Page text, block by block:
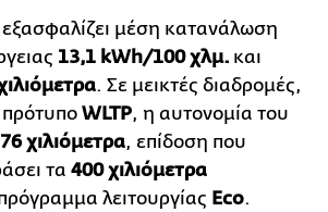
εξασφαλίζει μέση κατανάλωση
13,1 kWh/100 χλμ. και
. Σε μεικτές διαδρομές,
WLTP, η αυτονομία του
χιλιόμετρα, επίδοση που
τα 400 χιλιόμετρα
λειτουργίας Εco.